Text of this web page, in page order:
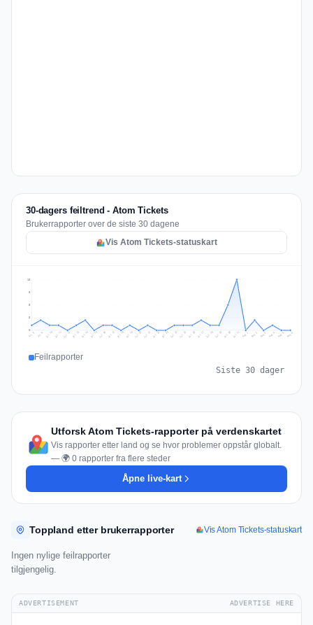
30-dagers feiltrend - Atom Tickets
Brukerrapporter over de siste 30 dagene
Vis Atom Tickets-statuskart
3
5
8
10
Jul 8 Jul 9 Jul 10 Jul 11 Jul 12 Jul 13 Jul 14 Jul 15 Jul 16 Jul 17 Jul 18 Jul 19 Jul 20 Jul 21 Jul 22 Jul 23 Jul 24 Jul 25 Jul 26 Jul 27 Jul 28 Jul 29 Jul 30 Jul 31 Aug 1 Aug 2 Aug 3 Aug 4 Aug 5 Aug 6
Feilrapporter
Siste 30 dager
Utforsk Atom Tickets-rapporter på verdenskartet
Vis rapporter etter land og se hvor problemer oppstår globalt.
— 🌍 0 rapporter fra flere steder
Åpne live-kart
Toppland etter brukerrapporter Vis Atom Tickets-statuskart
Ingen nylige feilrapporter
tilgjengelig.
ADVERTISEMENT ADVERTISE HERE